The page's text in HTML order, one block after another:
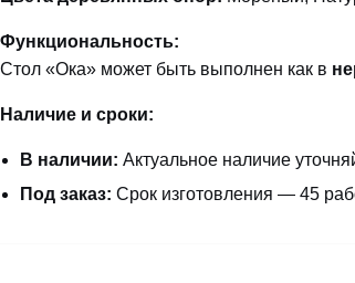
Функциональность:
Стол «Ока» может быть выполнен как в
Наличие и сроки:
В наличии: Актуальное наличие
Под заказ: Срок изготовления — 45